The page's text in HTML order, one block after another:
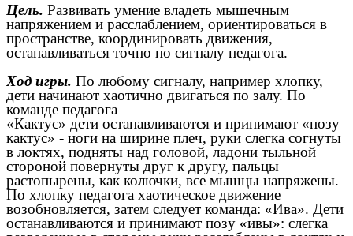
Цель. Развивать умение владеть мышечным
напряжением и расслаблением, ориентироваться в
пространстве, координировать движения,
останавливаться точно по сигналу педагога.
Ход игры. По любому сигналу, например хлопку,
дети начинают хаотично двигаться по залу. По
команде педагога
«Кактус» дети останавливаются и принимают «позу
кактус» - ноги на ширине плеч, руки слегка согнуты
в локтях, подняты над головой, ладони тыльной
стороной повернуты друг к другу, пальцы
растопырены, как колючки, все мышцы напряжены.
По хлопку педагога хаотическое движение
возобновляется, затем следует команда: «Ива». Дети
останавливаются и принимают позу «ивы»: слегка